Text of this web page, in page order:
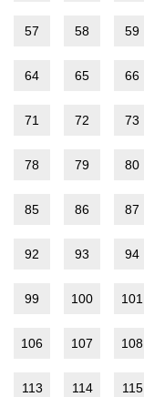
57 58 59
64 65 66
71 72 73
78 79 80
85 86 87
92 93 94
99 100 101
106 107 108
113 114 115